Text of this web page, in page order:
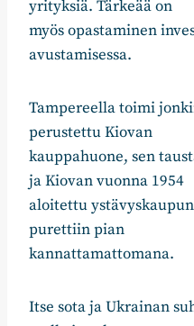
yrityksiä. Tärkeää on
myös opastaminen
avustamisessa.
Tampereella toimi
perustettu Kiovan
kauppahuone, sen
ja Kiovan vuonna 1954
aloitettu
purettiin pian
kannattamattomana.
Itse sota ja Ukrainan